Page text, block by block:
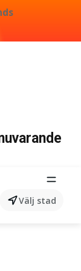
Välj stad
Hemköp
Sushi